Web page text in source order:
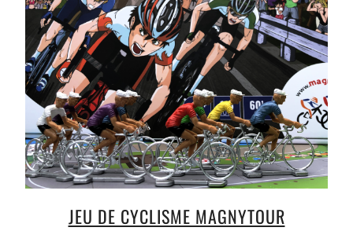
JEU DE CYCLISME MAGNYTOUR